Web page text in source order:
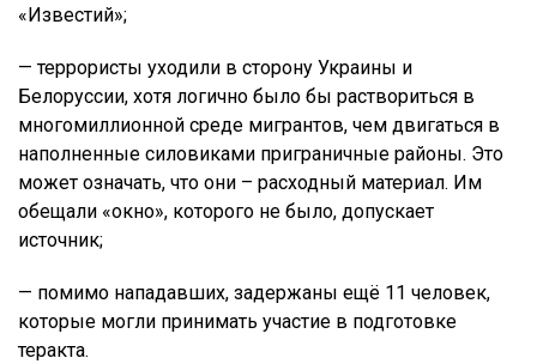
«Известий»;
— террористы уходили в сторону Украины и
Белоруссии, хотя логично было бы раствориться в
многомиллионной среде мигрантов, чем двигаться в
наполненные силовиками приграничные районы. Это
может означать, что они – расходный материал. Им
обещали «окно», которого не было, допускает
источник;
— помимо нападавших, задержаны ещё 11 человек,
которые могли принимать участие в подготовке
теракта.